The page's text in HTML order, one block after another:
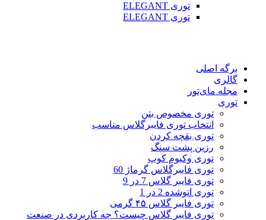
توری ELEGANT
توری ELEGANT
برگه اصلی
گالری
مجله مای‌تور
توری
توری مخصوص بتن
انتخاب توری فایبرگلاس مناسب
توری بقچه کردن
رزین پشت سنگ
توری وکیوم کوپ
توری فایبرگلاس گرماژ 60
توری فایبر گلاس 7 در 9
توری اتوشده 2 در 1
توری فایبر گلاس ۴۵ گرمی
توری فایبر گلاس چیست؟ چه کاربردی در صنعت